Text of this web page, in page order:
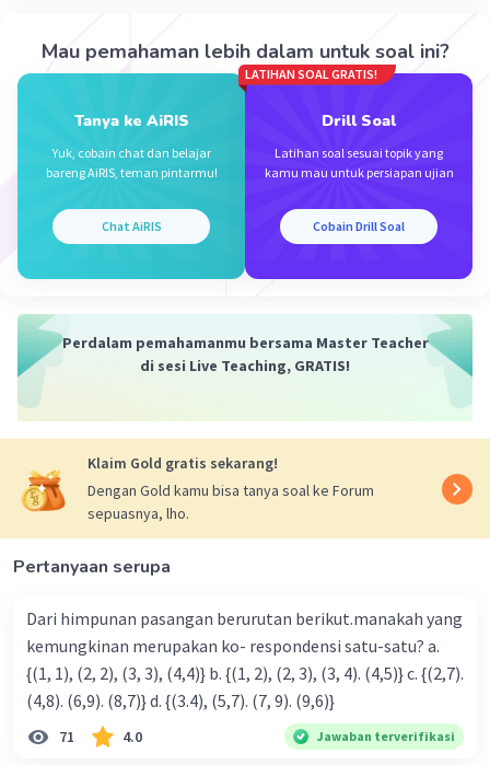
Mau pemahaman lebih dalam untuk soal ini?
Tanya ke AiRIS
Yuk, cobain chat dan belajar
bareng AiRIS, teman pintarmu!
Chat AiRIS
LATIHAN SOAL GRATIS!
Drill Soal
Latihan soal sesuai topik yang
kamu mau untuk persiapan ujian
Cobain Drill Soal
Perdalam pemahamanmu bersama Master Teacher
di sesi Live Teaching, GRATIS!
Klaim Gold gratis sekarang!
Dengan Gold kamu bisa tanya soal ke Forum
sepuasnya, lho.
Pertanyaan serupa
Dari himpunan pasangan berurutan berikut.manakah yang
kemungkinan merupakan ko- respondensi satu-satu? a.
{(1, 1), (2, 2), (3, 3), (4,4)} b. {(1, 2), (2, 3), (3, 4). (4,5)} c. {(2,7).
(4,8). (6,9). (8,7)} d. {(3.4), (5,7). (7, 9). (9,6)}
71 4.0 Jawaban terverifikasi